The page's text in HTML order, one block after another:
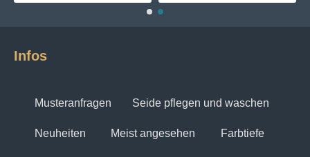
Infos
Musteranfragen Seide pflegen und waschen
Neuheiten Meist angesehen Farbtiefe